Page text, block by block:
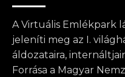
A Virtuális Emlékpark
jeleníti meg az I.
áldozataira,
Forrása a Magyar